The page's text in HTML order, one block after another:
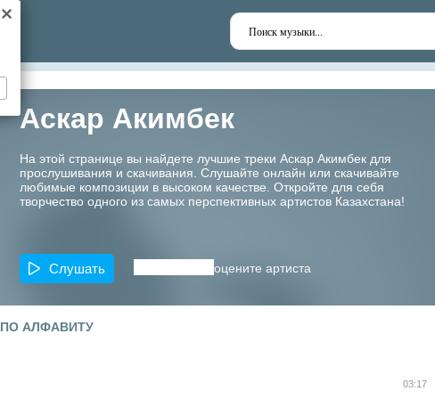
Аскар Акимбек
На этой странице вы найдете лучшие треки Аскар Акимбек для
прослушивания и скачивания. Слушайте онлайн или скачивайте
любимые композиции в высоком качестве. Откройте для себя
творчество одного из самых перспективных артистов Казахстана!
Слушать оцените артиста
ПО АЛФАВИТУ
03:17